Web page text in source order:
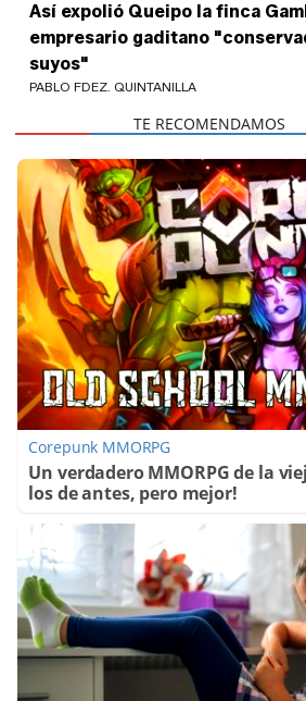
Así expolió Queipo la finca
empresario gaditano
suyos"
PABLO FDEZ. QUINTANILLA
Corepunk MMORPG
Un verdadero MMORPG de la
los de antes, pero mejor!